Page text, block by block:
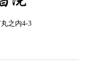
之内4-3